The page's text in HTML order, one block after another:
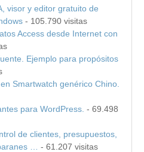
visor y editor gratuito de
- 105.790 visitas
Access desde Internet con
Ejemplo para propósitos
Smartwatch genérico Chino.
para WordPress. - 69.498
de clientes, presupuestos,
…
- 61.207 visitas